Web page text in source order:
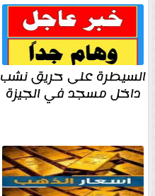
السيطرة على حريق نشب
داخل مسجد في الجيزة